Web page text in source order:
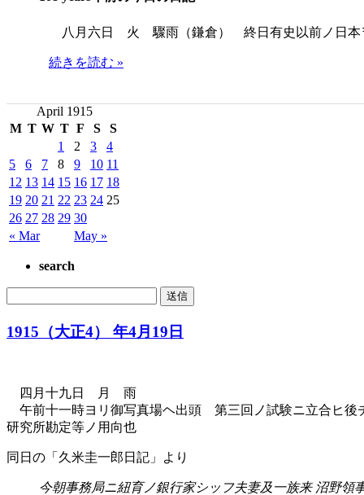
八月六日 火 驟雨（鎌倉） 終日有史以前ノ日本
続きを読む »
April 1915
M T W T F S S
« Mar May »
1 2 3
4
5
6 7 8 9 10 11
12 13 14 15 16 17 18
19 20 21 22 23 24 25
26 27 28 29 30
search
1915（大正4） 年4月19日
四月十九日 月 雨
午前十一時ヨリ御写真場ヘ出頭 第三回ノ試験ニ立合ヒ
研究所勘定等ノ用向也
同日の「久米圭一郎日記」より
今朝事務局ニ紐育ノ銀行家シッフ夫妻及一族来 沼野